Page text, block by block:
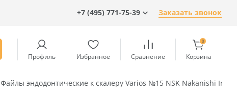
+7 (495) 771-75-39 Заказать звонок
Профиль Избранное Сравнение
0
Корзина
Файлы эндодонтические к скалеру Varios №15 NSK Nakanishi Inc.